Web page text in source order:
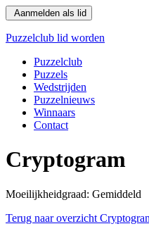
Aanmelden als lid
Puzzelclub lid worden
Puzzelclub
Puzzels
Wedstrijden
Puzzelnieuws
Winnaars
Contact
Cryptogram
Moeilijkheidgraad: Gemiddeld
Terug naar overzicht